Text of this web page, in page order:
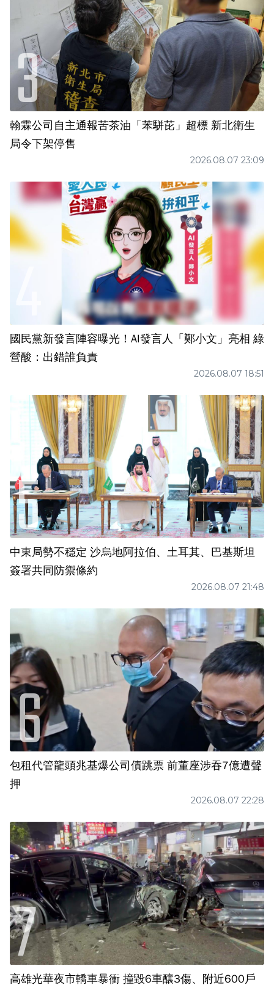
翰霖公司自主通報苦茶油「苯駢芘」超標 新北衛生
局令下架停售
2026.08.07 23:09
國民黨新發言陣容曝光！AI發言人「鄭小文」亮相 綠
營酸：出錯誰負責
2026.08.07 18:51
中東局勢不穩定 沙烏地阿拉伯、土耳其、巴基斯坦
簽署共同防禦條約
2026.08.07 21:48
包租代管龍頭兆基爆公司債跳票 前董座涉吞7億遭聲
押
2026.08.07 22:28
高雄光華夜市轎車暴衝 撞毀6車釀3傷、附近600戶